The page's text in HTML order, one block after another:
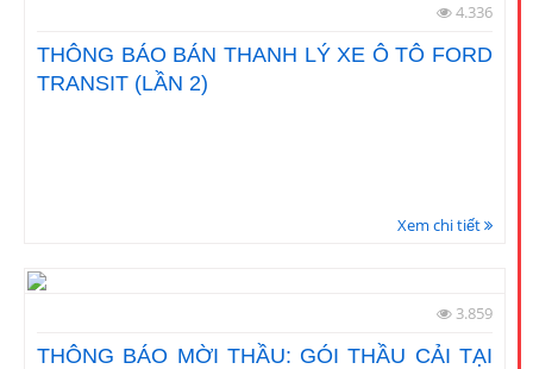
4.336
THÔNG BÁO BÁN THANH LÝ XE Ô TÔ FORD
TRANSIT (LẦN 2)
Xem chi tiết
3.859
THÔNG BÁO MỜI THẦU: GÓI THẦU CẢI TẠI